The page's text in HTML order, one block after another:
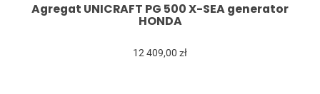
Agregat UNICRAFT PG 500 X-SEA generator
HONDA
12 409,00 zł